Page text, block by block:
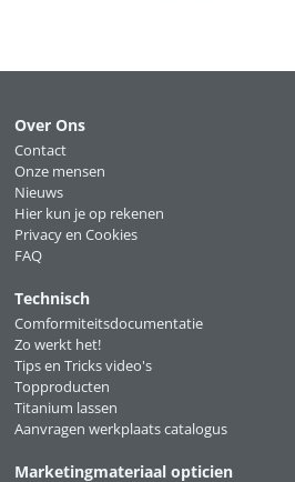
Over Ons
Contact
Onze mensen
Nieuws
Hier kun je op rekenen
Privacy en Cookies
FAQ
Technisch
Comformiteitsdocumentatie
Zo werkt het!
Tips en Tricks video's
Topproducten
Titanium lassen
Aanvragen werkplaats catalogus
Marketingmateriaal opticien